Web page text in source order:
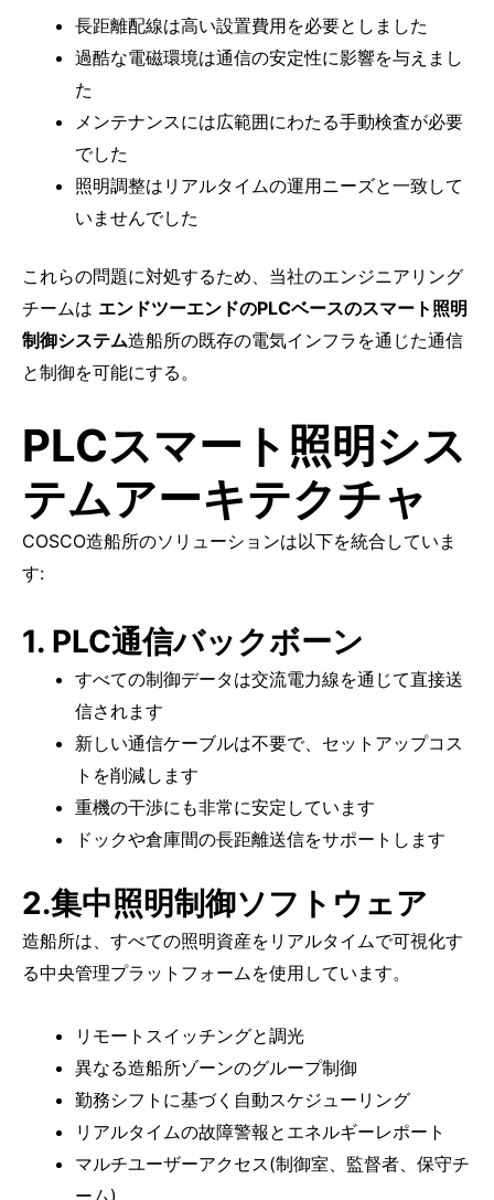
長距離配線は高い設置費用を必要としました
過酷な電磁環境は通信の安定性に影響を与えまし
た
メンテナンスには広範囲にわたる手動検査が必要
でした
照明調整はリアルタイムの運用ニーズと一致して
いませんでした
これらの問題に対処するため、当社のエンジニアリング
チームは エンドツーエンドのPLCベースのスマート照明
制御システム造船所の既存の電気インフラを通じた通信
と制御を可能にする。
PLCスマート照明シス
テムアーキテクチャ
COSCO造船所のソリューションは以下を統合していま
す:
1. PLC通信バックボーン
すべての制御データは交流電力線を通じて直接送
信されます
新しい通信ケーブルは不要で、セットアップコス
トを削減します
重機の干渉にも非常に安定しています
ドックや倉庫間の長距離送信をサポートします
2.集中照明制御ソフトウェア
造船所は、すべての照明資産をリアルタイムで可視化す
る中央管理プラットフォームを使用しています。
リモートスイッチングと調光
異なる造船所ゾーンのグループ制御
勤務シフトに基づく自動スケジューリング
リアルタイムの故障警報とエネルギーレポート
マルチユーザーアクセス(制御室、監督者、保守チ
ーム)